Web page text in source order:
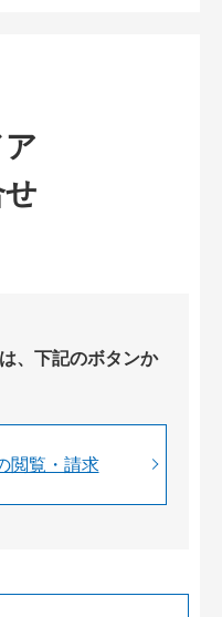
、下記のボタンか
閲覧・請求